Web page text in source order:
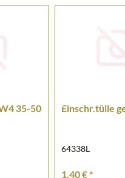
35-50 Einschr.tülle
64338L
1,40 € *